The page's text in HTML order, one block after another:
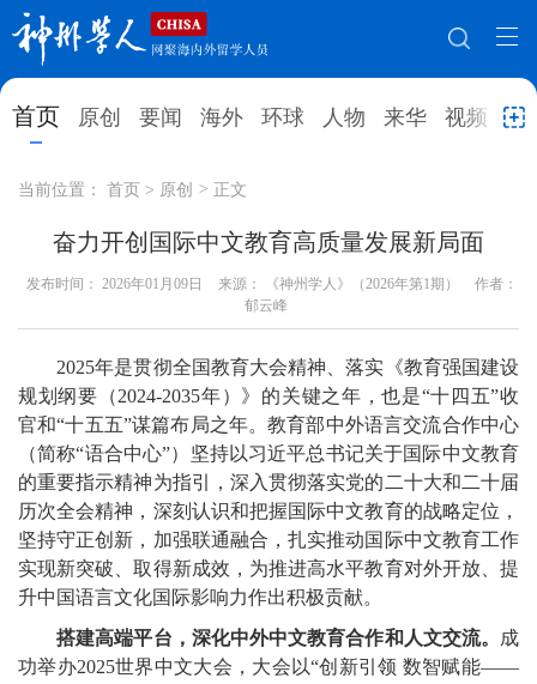
首页 原创 要闻 海外 环球 人物 来华 视频 教
网站地图
首页 原创
环球 人物 来华 视频
教育 就业创业 合作办学 直播访谈
综合 深度 专题 实用信息
招聘信息 更多数据
当前位置： 首页 > 原创 > 正文
奋力开创国际中文教育高质量发展新局面
发布时间： 2026年01月09日 来源： 《神州学人》（2026年第1期）
作者：
郁云峰
2025年是贯彻全国教育大会精神、落实《教育强国建设
规划纲要（2024-2035年）》的关键之年，也是“十四五”收
官和“十五五”谋篇布局之年。教育部中外语言交流合作中心
（简称“语合中心”）坚持以习近平总书记关于国际中文教育
的重要指示精神为指引，深入贯彻落实党的二十大和二十届
历次全会精神，深刻认识和把握国际中文教育的战略定位，
坚持守正创新，加强联通融合，扎实推动国际中文教育工作
实现新突破、取得新成效，为推进高水平教育对外开放、提
升中国语言文化国际影响力作出积极贡献。
搭建高端平台，深化中外中文教育合作和人文交流。
成
功举办2025世界中文大会，大会以“创新引领 数智赋能——